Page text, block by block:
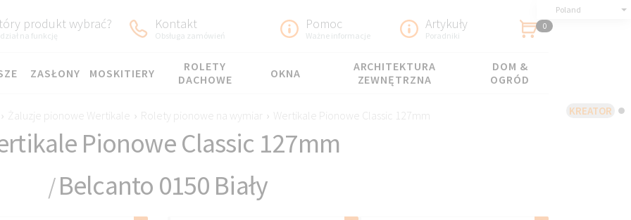
KREATOR
Poland
produkt wybrać?
na funkcję
Kontakt
Obsługa zamówień
Pomoc
Ważne informacje
Artykuły
Poradniki
0
ZASŁONY MOSKITIERY
ROLETY
DACHOWE
OKNA
ARCHITEKTURA
ZEWNĘTRZNA
DOM &
OGRÓD
› Żaluzje pionowe Wertikale › Rolety pionowe na wymiar › Wertikale Pionowe Classic 127mm
Pionowe Classic 127mm
/Belcanto 0150 Biały